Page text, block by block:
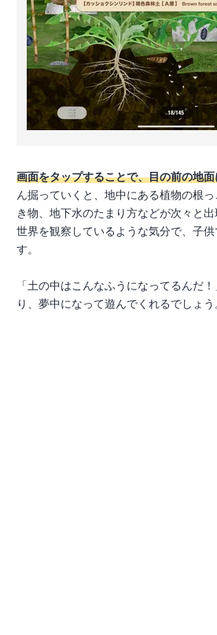
画面をタップすることで、目の前の地
ん掘っていくと、地中にある植物の根
き物、地下水のたまり方などが次々と
世界を観察しているような気分で、子
す。
「土の中はこんなふうになってるんだ
り、夢中になって遊んでくれるでしょう